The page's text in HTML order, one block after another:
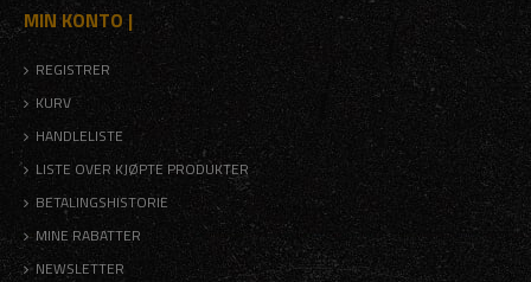
MIN KONTO |
REGISTRER
KURV
HANDLELISTE
LISTE OVER KJØPTE PRODUKTER
BETALINGSHISTORIE
MINE RABATTER
NEWSLETTER